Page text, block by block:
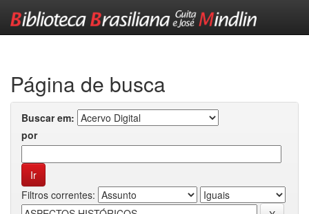
Página de busca
Buscar em:
por
Filtros correntes: